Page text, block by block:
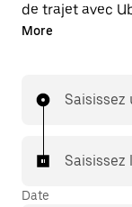
de trajet avec
mettions en
et 7 j/7),
Dans certaines
pouvez le
More
Saisissez
Date